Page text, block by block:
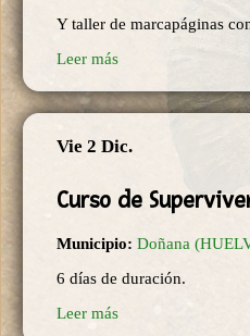
Y taller de marcapáginas
Leer más
Vie 2 Dic.
Curso de
Municipio: Doñana
6 días de duración.
Leer más